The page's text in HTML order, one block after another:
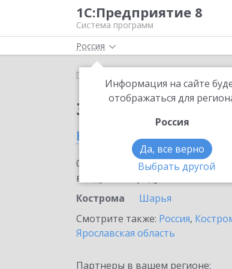
1С:Предприятие 8
Система программ
Россия
Информация на сайте
отображаться для
Россия
Да, все верно
Выбрать другой
Главная
Заказать
в Костроме
Ознакомьтесь с
внедрение продукта.
Кострома
Шарья
Смотрите также: Россия,
Ярославская область
Партнеры в вашем регионе: